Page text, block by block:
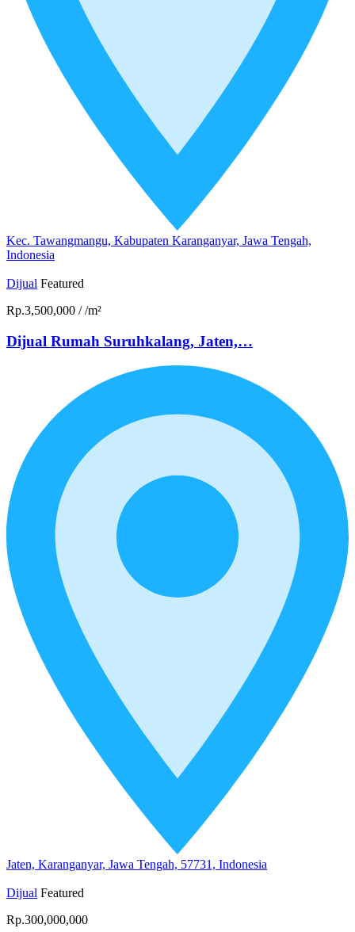
Kec. Tawangmangu, Kabupaten Karanganyar, Jawa Tengah,
Indonesia
Dijual Featured
Rp.3,500,000 / /m²
Dijual Rumah Suruhkalang, Jaten,…
Jaten, Karanganyar, Jawa Tengah, 57731, Indonesia
Dijual Featured
Rp.300,000,000